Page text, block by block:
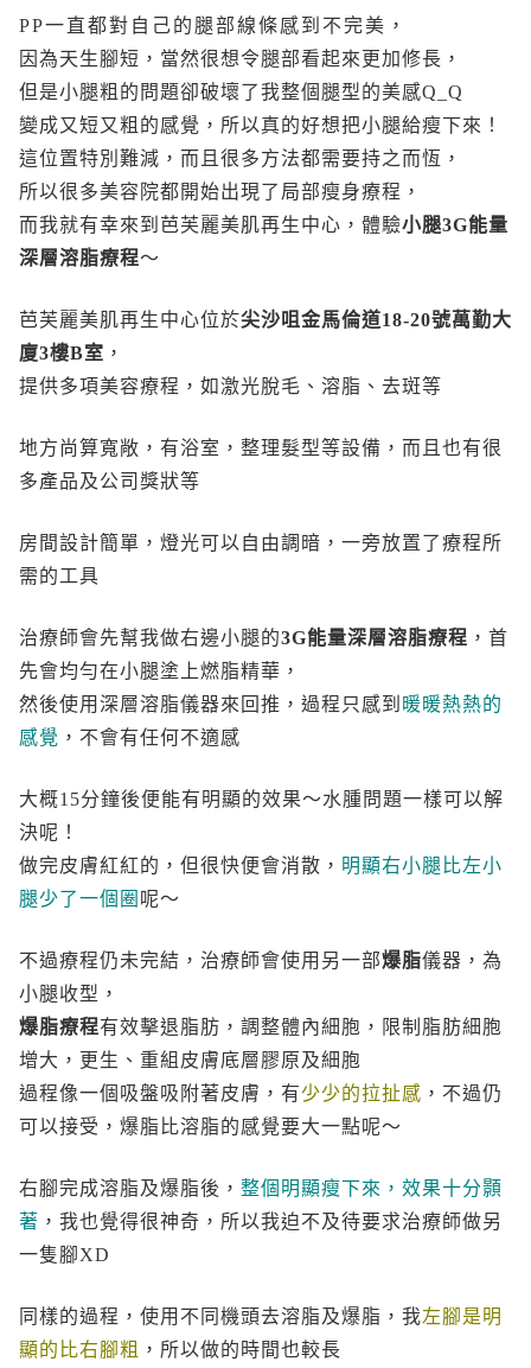
PP一直都對自己的腿部線條感到不完美，
因為天生腳短，當然很想令腿部看起來更加修長，
但是小腿粗的問題卻破壞了我整個腿型的美感Q_Q
變成又短又粗的感覺，所以真的好想把小腿給瘦下來！
這位置特別難減，而且很多方法都需要持之而恆，
所以很多美容院都開始出現了局部瘦身療程，
而我就有幸來到芭芙麗美肌再生中心，體驗小腿3G能量
深層溶脂療程～
芭芙麗美肌再生中心位於尖沙咀金馬倫道18-20號萬勤大
廈3樓B室 ，
提供多項美容療程，如激光脫毛、溶脂、去斑等
地方尚算寬敞，有浴室，整理髮型等設備，而且也有很
多產品及公司獎狀等
房間設計簡單，燈光可以自由調暗，一旁放置了療程所
需的工具
治療師會先幫我做右邊小腿的3G能量深層溶脂療程 ，首
先會均勻在小腿塗上燃脂精華，
然後使用深層溶脂儀器來回推，過程只感到 暖暖熱熱的
感覺 ，不會有任何不適感
大概15分鐘後便能有明顯的效果～水腫問題一樣可以解
決呢！
做完皮膚紅紅的，但很快便會消散， 明顯右小腿比左小
腿少了一個圈 呢～
不過療程仍未完結，治療師會使用另一部爆脂儀器，為
小腿收型，
爆脂療程有效擊退脂肪，調整體內細胞，限制脂肪細胞
增大，更生、重組皮膚底層膠原及細胞
過程像一個吸盤吸附著皮膚，有少少的拉扯感 ，不過仍
可以接受，爆脂比溶脂的感覺要大一點呢～
右腳完成溶脂及爆脂後， 整個明顯瘦下來，效果十分顥
著 ，我也覺得很神奇，所以我迫不及待要求治療師做另
一隻腳XD
同樣的過程，使用不同機頭去溶脂及爆脂，我左腳是明
顯的比右腳粗 ，所以做的時間也較長